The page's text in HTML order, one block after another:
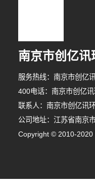
南京市创亿讯
服务热线：南京市创亿
400电话：南京市创亿
联系人：南京市创亿讯
Copyright © 2010-2020